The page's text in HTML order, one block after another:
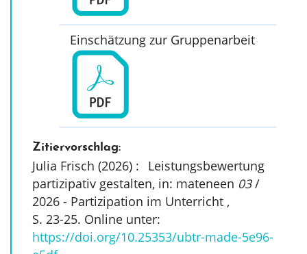
Einschätzung zur Gruppenarbeit
Zitiervorschlag:
Julia Frisch (2026) :
Leistungsbewertung
partizipativ gestalten, in: mateneen 03/
2026 - Partizipation im Unterricht ,
S. 23-25. Online unter:
https://doi.org/10.25353/ubtr-made-5e96-